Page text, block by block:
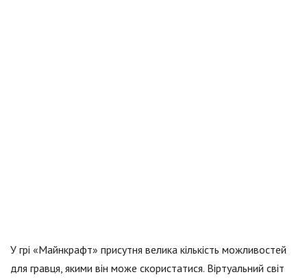
У грі «Майнкрафт» присутня велика кількість можливостей
для гравця, якими він може скористатися. Віртуальний світ